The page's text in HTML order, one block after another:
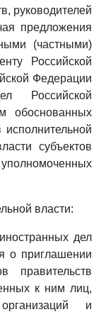
руководителей
предложения
(частными)
Российской
Федерации
Российской
обоснованных
субъектов
власти:
дел
о приглашении
правительств
к ним лиц,
и